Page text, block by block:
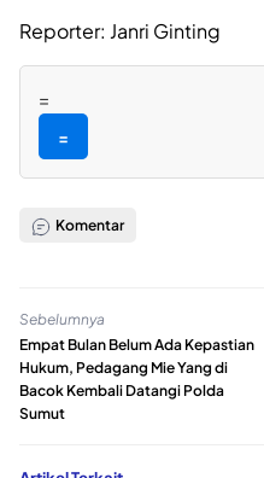
Reporter: Janri Ginting
=
=
Komentar
Sebelumnya
Empat Bulan Belum Ada Kepastian
Hukum, Pedagang Mie Yang di
Bacok Kembali Datangi Polda
Sumut